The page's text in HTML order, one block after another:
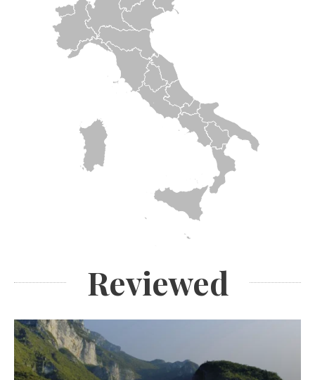
Reviewed